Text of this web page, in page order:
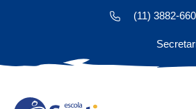
(11) 3882-